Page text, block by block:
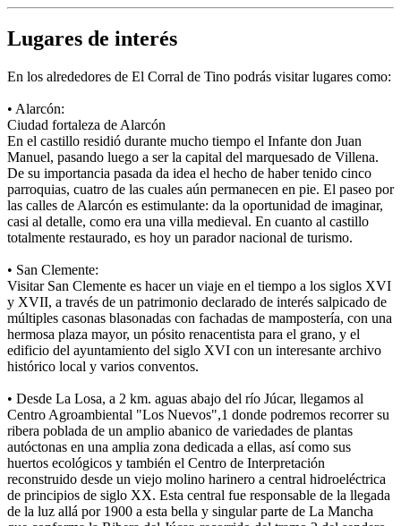
Lugares de interés
En los alrededores de El Corral de Tino podrás visitar lugares como:
• Alarcón:
Ciudad fortaleza de Alarcón
En el castillo residió durante mucho tiempo el Infante don Juan
Manuel, pasando luego a ser la capital del marquesado de Villena.
De su importancia pasada da idea el hecho de haber tenido cinco
parroquias, cuatro de las cuales aún permanecen en pie. El paseo por
las calles de Alarcón es estimulante: da la oportunidad de imaginar,
casi al detalle, como era una villa medieval. En cuanto al castillo
totalmente restaurado, es hoy un parador nacional de turismo.
• San Clemente:
Visitar San Clemente es hacer un viaje en el tiempo a los siglos XVI
y XVII, a través de un patrimonio declarado de interés salpicado de
múltiples casonas blasonadas con fachadas de mampostería, con una
hermosa plaza mayor, un pósito renacentista para el grano, y el
edificio del ayuntamiento del siglo XVI con un interesante archivo
histórico local y varios conventos.
• Desde La Losa, a 2 km. aguas abajo del río Júcar, llegamos al
Centro Agroambiental "Los Nuevos",1​ donde podremos recorrer su
ribera poblada de un amplio abanico de variedades de plantas
autóctonas en una amplia zona dedicada a ellas, así como sus
huertos ecológicos y también el Centro de Interpretación
reconstruido desde un viejo molino harinero a central hidroeléctrica
de principios de siglo XX. Esta central fue responsable de la llegada
de la luz allá por 1900 a esta bella y singular parte de La Mancha